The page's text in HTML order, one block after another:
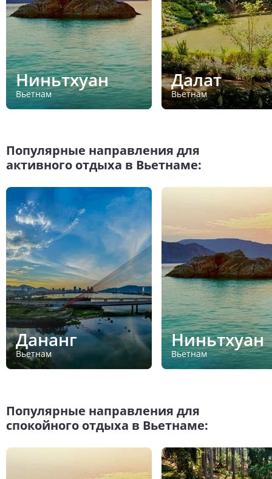
Ниньтхуан
Вьетнам
Далат
Вьетнам
Популярные направления для
активного отдыха в Вьетнаме:
Дананг
Вьетнам
Ниньтхуан
Вьетнам
Популярные направления для
спокойного отдыха в Вьетнаме: